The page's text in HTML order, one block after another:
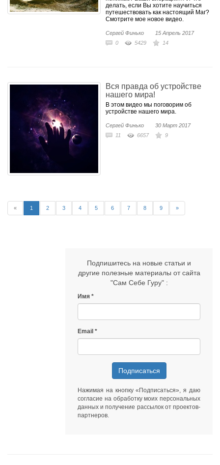
делать, если Вы хотите научиться
путешествовать как настоящий Маг?
Смотрите мое новое видео.
Сергей Финько
15 Апрель 2017
0
5429 14
Вся правда об устройстве
нашего мира!
В этом видео мы поговорим об
устройстве нашего мира.
Сергей Финько
30 Март 2017
11
6657 9
« 1 2 3 4 5 6 7 8 9 »
Подпишитесь на новые статьи и
другие полезные материалы от сайта
"Сам Себе Гуру" :
Имя
Email
Подписаться
Нажимая на кнопку «Подписаться», я даю
согласие на обработку моих персональных
данных и получение рассылок от проектов-
партнеров